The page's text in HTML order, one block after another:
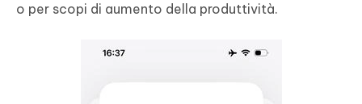
o per scopi di aumento della produttività.